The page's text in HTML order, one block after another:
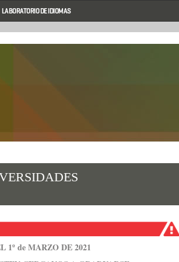
LABORATORIO DE IDIOMAS
1º de MARZO DE 2021